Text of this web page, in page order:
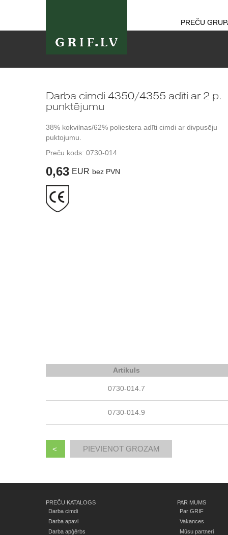
PREČU
Darba cimdi 4350/4355 adīti ar 2 p.
punktējumu
38% kokvilnas/62% poliestera adīti cimdi ar divpusēju
puktojumu.
Preču kods: 0730-014
0,63 EUR bez PVN
Artikuls
0730-014.7
0730-014.9
<
PREČU KATALOGS
Darba cimdi
Darba apavi
Darba apģērbs
PAR MUMS
Par GRIF
Vakances
Mūsu partneri